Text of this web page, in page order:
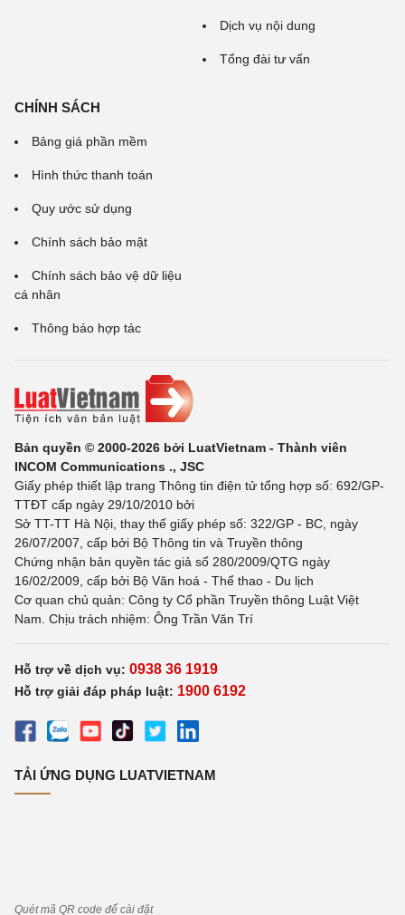
Dịch vụ nội dung
Tổng đài tư vấn
CHÍNH SÁCH
Bảng giá phần mềm
Hình thức thanh toán
Quy ước sử dụng
Chính sách bảo mật
Chính sách bảo vệ dữ liệu
cá nhân
Thông báo hợp tác
Bản quyền © 2000-2026 bởi LuatVietnam - Thành viên
INCOM Communications ., JSC
Giấy phép thiết lập trang Thông tin điện tử tổng hợp số: 692/GP-
TTĐT cấp ngày 29/10/2010 bởi
Sở TT-TT Hà Nội, thay thế giấy phép số: 322/GP - BC, ngày
26/07/2007, cấp bởi Bộ Thông tin và Truyền thông
Chứng nhận bản quyền tác giả số 280/2009/QTG ngày
16/02/2009, cấp bởi Bộ Văn hoá - Thể thao - Du lịch
Cơ quan chủ quản: Công ty Cổ phần Truyền thông Luật Việt
Nam. Chịu trách nhiệm: Ông Trần Văn Trí
Hỗ trợ về dịch vụ: 0938 36 1919
Hỗ trợ giải đáp pháp luật: 1900 6192
TẢI ỨNG DỤNG LUATVIETNAM
Quét mã QR code để cài đặt